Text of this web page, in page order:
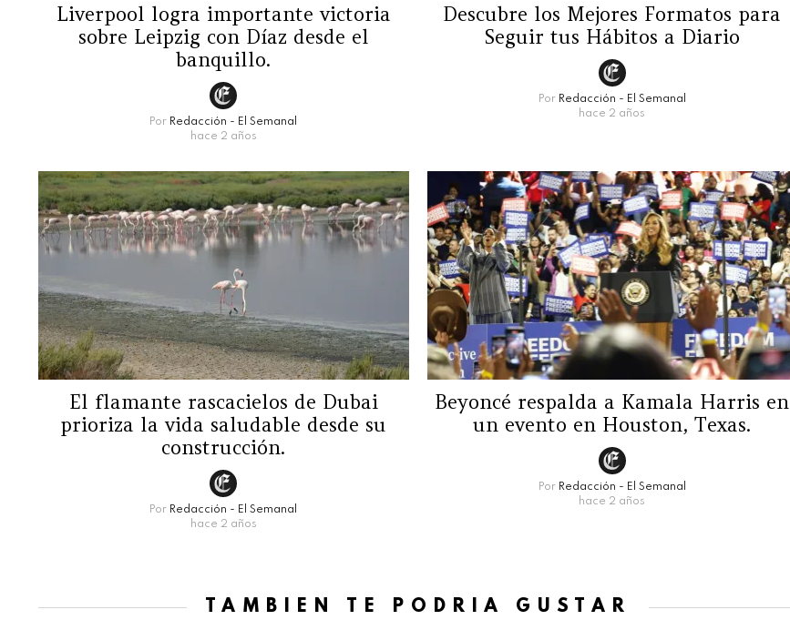
Liverpool logra importante victoria
sobre Leipzig con Díaz desde el
banquillo.
Por Redacción - El Semanal
hace 2 años
Descubre los Mejores Formatos para
Seguir tus Hábitos a Diario
Por Redacción - El Semanal
hace 2 años
El flamante rascacielos de Dubai
prioriza la vida saludable desde su
construcción.
Por Redacción - El Semanal
hace 2 años
Beyoncé respalda a Kamala Harris en
un evento en Houston, Texas.
Por Redacción - El Semanal
hace 2 años
TAMBIÉN TE PODRÍA GUSTAR